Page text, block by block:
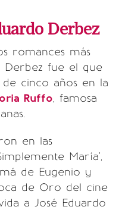
Derbez
romances más
Derbez fue el que
cinco años en la
Ruffo, famosa
en las
María',
de Eugenio y
de Oro del cine
a José Eduardo